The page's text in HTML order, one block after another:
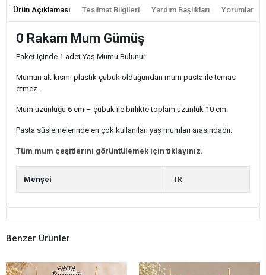
Ürün Açıklaması Teslimat Bilgileri Yardım Başlıkları Yorumlar
0 Rakam Mum Gümüş
Paket içinde 1 adet Yaş Mumu Bulunur.
Mumun alt kısmı plastik çubuk olduğundan mum pasta ile temas
etmez.
Mum uzunluğu 6 cm – çubuk ile birlikte toplam uzunluk 10 cm.
Pasta süslemelerinde en çok kullanılan yaş mumları arasındadır.
Tüm mum çeşitlerini görüntülemek için tıklayınız.
Menşei TR
Benzer Ürünler